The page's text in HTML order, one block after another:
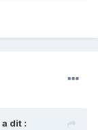
a dit :